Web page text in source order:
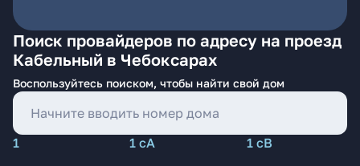
Поиск провайдеров по адресу на проезд
Кабельный в Чебоксарах
Воспользуйтесь поиском, чтобы найти свой дом
1 1 сА
1 сВ